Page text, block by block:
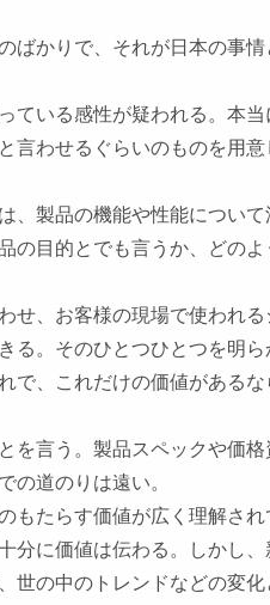
かりで、それが日本の事
いる感性が疑われる。本
言わせるぐらいのものを用
、製品の機能や性能につい
の目的とでも言うか、どの
、お客様の現場で使われ
る。そのひとつひとつを明
で、これだけの価値がある
言う。製品スペックや価
の道のりは遠い。
たらす価値が広く理解さ
分に価値は伝わる。しかし
世の中のトレンドなどの変